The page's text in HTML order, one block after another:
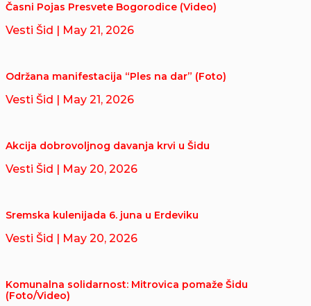
Časni Pojas Presvete Bogorodice (Video)
Vesti Šid | May 21, 2026
Održana manifestacija “Ples na dar” (Foto)
Vesti Šid | May 21, 2026
Akcija dobrovoljnog davanja krvi u Šidu
Vesti Šid | May 20, 2026
Sremska kulenijada 6. juna u Erdeviku
Vesti Šid | May 20, 2026
Komunalna solidarnost: Mitrovica pomaže Šidu
(Foto/Video)